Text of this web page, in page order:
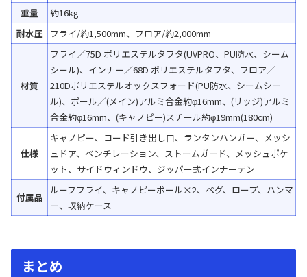
重量
約16kg
耐水圧
フライ/約1,500mm、フロア/約2,000mm
材質
フライ／75D ポリエステルタフタ(UVPRO、PU防水、シーム
シール)、インナー／68D ポリエステルタフタ、フロア／
210Dポリエステルオックスフォード(PU防水、シームシー
ル)、ポール／(メイン)アルミ合金約φ16mm、(リッジ)アルミ
合金約φ16mm、(キャノピー)スチール約φ19mm(180cm)
仕様
キャノピー、コード引き出し口、ランタンハンガー、メッシ
ュドア、ベンチレーション、ストームガード、メッシュポケ
ット、サイドウィンドウ、ジッパー式インナーテン
付属品
ルーフフライ、キャノピーポール×2、ペグ、ロープ、ハンマ
ー、収納ケース
まとめ